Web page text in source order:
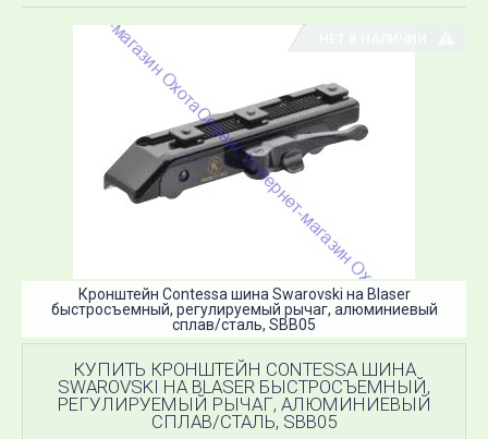
Кронштейн Contessa шина Swarovski на Blaser
быстросъемный, регулируемый рычаг, алюминиевый
сплав/сталь, SBB05
КУПИТЬ КРОНШТЕЙН CONTESSA ШИНА
SWAROVSKI НА BLASER БЫСТРОСЪЕМНЫЙ,
РЕГУЛИРУЕМЫЙ РЫЧАГ, АЛЮМИНИЕВЫЙ
СПЛАВ/СТАЛЬ, SBB05